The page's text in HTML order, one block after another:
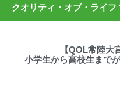
クオリティ・オブ・ライフ
【QOL常陸大
小学生から高校生まで